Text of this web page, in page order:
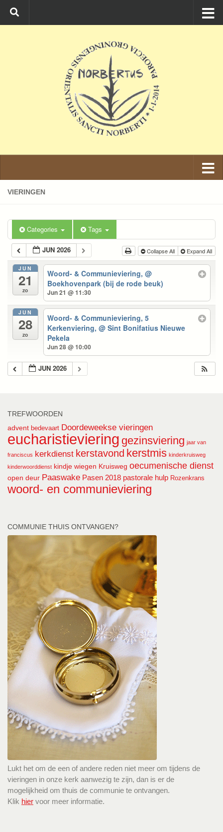
Ga naar de inhoud
VIERINGEN
Categories Tags
JUN 2026 Collapse All Expand All
JUN
21
zo
Woord- & Communieviering,@
Boekhovenpark (bij de rode beuk)
Jun 21 @ 11:30
JUN
28
zo
Woord- & Communieviering, 5
Kerkenviering,@ Sint Bonifatius Nieuwe
Pekela
Jun 28 @ 10:00
JUN 2026
TREFWOORDEN
advent bedevaart Doordeweekse vieringen
eucharistieviering gezinsviering jaar van
franciscus kerkdienst kerstavond kerstmis kinderkruisweg
kinderwoorddienst kindje wiegen Kruisweg oecumenische dienst
open deur Paaswake Pasen 2018 pastorale hulp Rozenkrans
woord- en communieviering
COMMUNIE THUIS ONTVANGEN?
Lukt het om de een of andere reden niet meer om tijdens de
vieringen in onze kerk aanwezig te zijn, dan is er de
mogelijkheid om thuis de communie te ontvangen.
Klik hier voor meer informatie.